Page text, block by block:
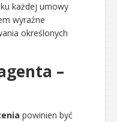
każdej umowy
wyraźne
określonych
–
powinien być